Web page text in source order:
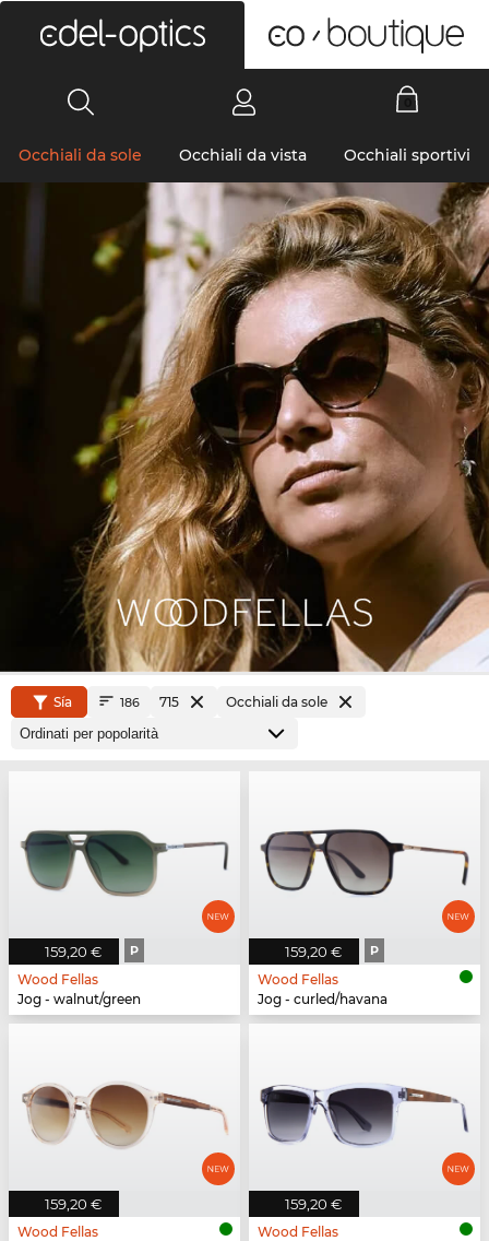
Occhiali da sole Occhiali da vista Occhiali sportivi
Sía 186 715 Occhiali da sole
159,20 € P
Wood Fellas
Jog - walnut/green
159,20 € P
Wood Fellas
Jog - curled/havana
159,20 €
Wood Fellas
159,20 €
Wood Fellas